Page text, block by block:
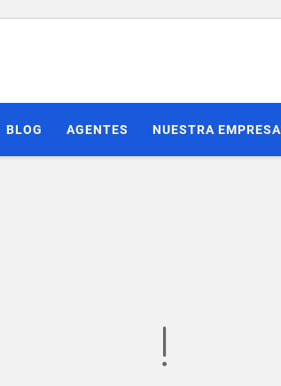
BLOG AGENTES NUESTRA EMPRESA